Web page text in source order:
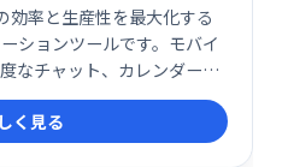
効率と生産性を最大化する
ションツールです。モバイ
なチャット、カレンダー、
を統合。あらゆる規模のチ
実現し、仕事への満足度を
感的なインターフェースと
く見る